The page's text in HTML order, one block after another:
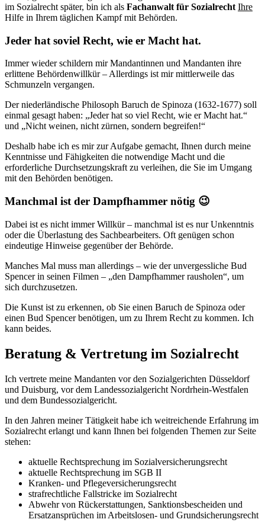
im Sozial­recht später, bin ich als Fach­anwalt für Sozial­recht Ihre
Hilfe in Ihrem täglichen Kampf mit Behörden.
Jeder hat soviel Recht, wie er Macht hat.
Immer wieder schildern mir Mandantinnen und Mandanten ihre
erlittene Behörden­willkür – Allerdings ist mir mittlerweile das
Schmunzeln vergangen.
Der niederländische Philosoph Baruch de Spinoza (1632-1677) soll
einmal gesagt haben: „Jeder hat so viel Recht, wie er Macht hat.“
und „Nicht weinen, nicht zürnen, sondern begreifen!“
Deshalb habe ich es mir zur Aufgabe gemacht, Ihnen durch meine
Kenntnisse und Fähig­keiten die notwendige Macht und die
erforderliche Durch­setzungs­kraft zu verleihen, die Sie im Umgang
mit den Behörden benötigen.
Manchmal ist der Dampfhammer nötig 😉
Dabei ist es nicht immer Willkür – manch­mal ist es nur Unkenntnis
oder die Überlastung des Sach­bearbeiters. Oft genügen schon
eindeutige Hinweise gegen­über der Behörde.
Manches Mal muss man allerdings – wie der unvergessliche Bud
Spencer in seinen Filmen – „den Dampfhammer rausholen“, um
sich durchzusetzen.
Die Kunst ist zu erkennen, ob Sie einen Baruch de Spinoza oder
einen Bud Spencer benötigen, um zu Ihrem Recht zu kommen. Ich
kann beides.
Beratung & Vertretung im Sozialrecht
Ich vertrete meine Mandanten vor den Sozialgerichten Düsseldorf
und Duisburg, vor dem Landessozialgericht Nordrhein-Westfalen
und dem Bundessozialgericht.
In den Jahren meiner Tätigkeit habe ich weitreichende Erfahrung im
Sozialrecht erlangt und kann Ihnen bei folgenden Themen zur Seite
stehen:
aktuelle Rechtsprechung im Sozialversicherungsrecht
aktuelle Rechtsprechung im SGB II
Kranken- und Pflegeversicherungsrecht
strafrechtliche Fallstricke im Sozialrecht
Abwehr von Rück­er­stattungen, Sanktions­bescheiden und
Ersatz­ansprüchen im Arbeits­losen- und Grund­sicherungsrecht